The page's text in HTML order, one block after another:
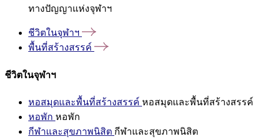
ทางปัญญาแห่งจุฬาฯ
ชีวิตในจุฬาฯ
พื้นที่สร้างสรรค์
ชีวิตในจุฬาฯ
หอสมุดและพื้นที่สร้างสรรค์ หอสมุดและพื้นที่สร้างสรรค์
หอพัก หอพัก
กีฬาและสุขภาพนิสิต กีฬาและสุขภาพนิสิต